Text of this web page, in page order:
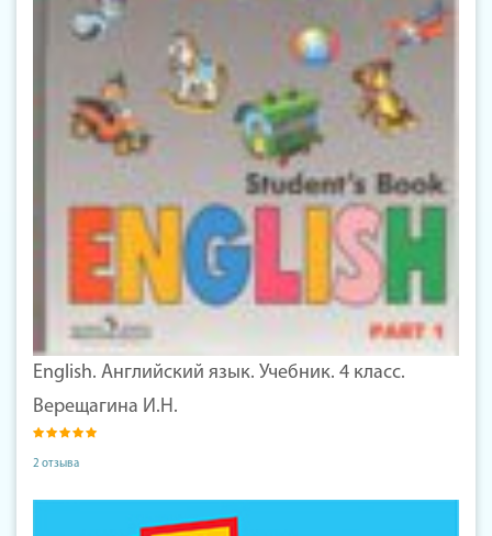
English. Английский язык. Учебник. 4 класс.
Верещагина И.Н.
2 отзыва